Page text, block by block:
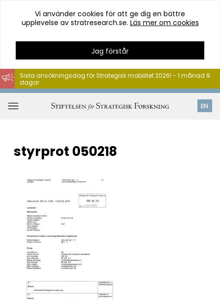
Hoppa
till
innehåll
Vi använder cookies för att ge dig en bättre
upplevelse av stratresearch.se. Läs mer om cookies
Jag förstår
EN
Sista ansökningsdag för Strategisk mobilitet 2026! - 1 månad 9
dagar
styrprot 050218